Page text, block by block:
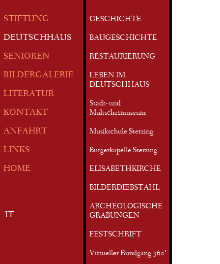
STIFTUNG
DEUTSCHHAUS
SENIOREN
BILDERGALERIE
LITERATUR
KONTAKT
ANFAHRT
LINKS
HOME
IT
GESCHICHTE
BAUGESCHICHTE
RESTAURIERUNG
LEBEN IM
DEUTSCHHAUS
Stadt- und
Multschermuseum
Musikschule Sterzing
Bürgerkapelle Sterzing
ELISABETHKIRCHE
BILDERDIEBSTAHL
ARCHEOLOGISCHE
GRABUNGEN
FESTSCHRIFT
Virtueller Rundgang 360°